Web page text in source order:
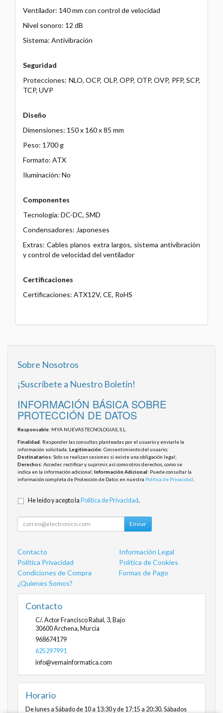
Ventilador: 140 mm con control de velocidad
Nivel sonoro: 12 dB
Sistema: Antivibración
Seguridad
Protecciones: NLO, OCP, OLP, OPP, OTP, OVP, PFP, SCP,
TCP, UVP
Diseño
Dimensiones: 150 x 160 x 85 mm
Peso: 1700 g
Formato: ATX
Iluminación: No
Componentes
Tecnología: DC-DC, SMD
Condensadores: Japoneses
Extras: Cables planos extra largos, sistema antivibración
y control de velocidad del ventilador
Certificaciones
Certificaciones: ATX12V, CE, RoHS
Sobre Nosotros
¡Suscríbete a Nuestro Boletín!
INFORMACIÓN BÁSICA SOBRE
PROTECCIÓN DE DATOS
Responsable: MYA NUEVAS TECNOLOGIAS, S.L.
Finalidad: Responder las consultas planteadas por el usuario y enviarle la
información solicitada; Legitimación: Consentimiento del usuario;
Destinatarios: Solo se realizan cesiones si existe una obligación legal;
Derechos: Acceder, rectificar y suprimir, así como otros derechos, como se
indica en la información adicional; Información Adicional: Puede consultar la
información completa de Protección de Datos en nuestra Política de Privacidad
He leído y acepto la Política de Privacidad.
Enviar
Contacto
Información Legal
Política Privacidad
Política de Cookies
Condiciones de Compra
Formas de Pago
¿Quienes Somos?
Contacto
C/. Actor Francisco Rabal, 3, Bajo
30600Archena, Murcia
968674179
625297991
info@vemainformatica.com
Horario
De lunes a Sábado de 10 a 13:30 y de 17:15 a 20:30. Sábados